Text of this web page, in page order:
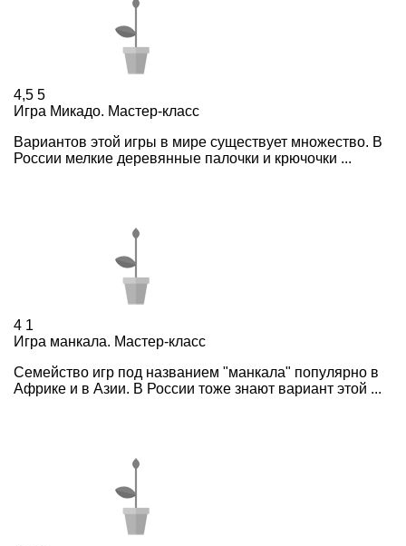
4,5 5
Игра Микадо. Мастер-класс
Вариантов этой игры в мире существует множество. В
России мелкие деревянные палочки и крючочки ...
4 1
Игра манкала. Мастер-класс
Семейство игр под названием "манкала" популярно в
Африке и в Азии. В России тоже знают вариант этой ...